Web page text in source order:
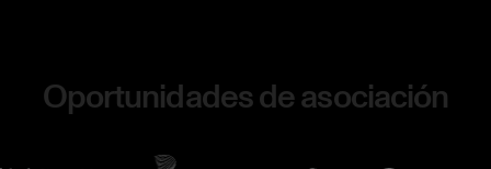
Oportunidades de asociación